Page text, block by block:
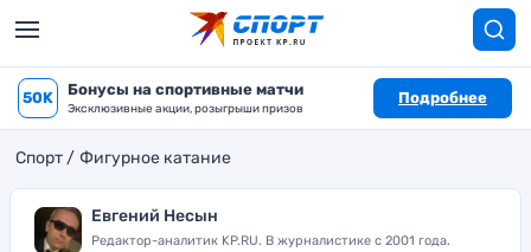
50K Бонусы на спортивные матчи
Эксклюзивные акции, розыгрыши призов
Подробнее
Спорт Фигурное катание
Евгений Несын
Редактор-аналитик KP.RU. В журналистике с 2001 года.